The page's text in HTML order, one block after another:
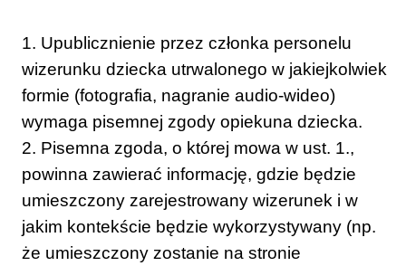
1. Upublicznienie przez członka personelu
wizerunku dziecka utrwalonego w jakiejkolwiek
formie (fotografia, nagranie audio-wideo)
wymaga pisemnej zgody opiekuna dziecka.
2. Pisemna zgoda, o której mowa w ust. 1.,
powinna zawierać informację, gdzie będzie
umieszczony zarejestrowany wizerunek i w
jakim kontekście będzie wykorzystywany (np.
że umieszczony zostanie na stronie